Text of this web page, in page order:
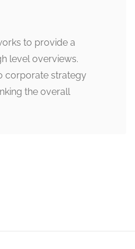
to provide a
level overviews.
corporate strategy
the overall